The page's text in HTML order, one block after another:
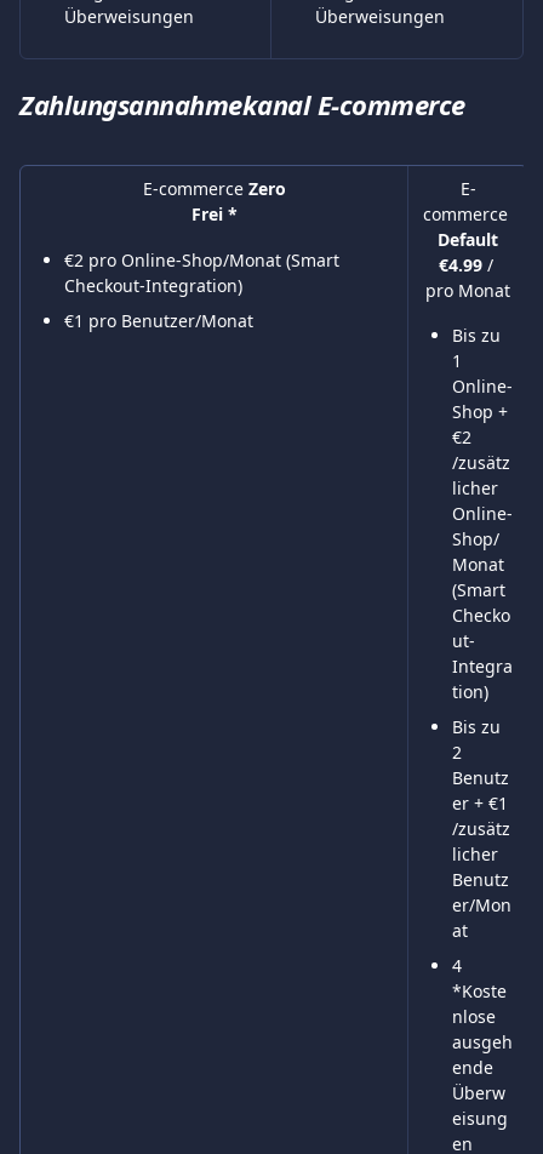
Überweisungen
Überweisungen
Zahlungsannahmekanal E-commerce
E-commerce Zero
Frei *
€2 pro Online-Shop/Monat (Smart
Checkout-Integration)
€1 pro Benutzer/Monat
E-
commerce
Default
€4.99 /
pro Monat
Bis zu
1
Online-
Shop +
€2
/zusätz
licher
Online-
Shop/
Monat
(Smart
Checko
ut-
Integra
tion)
Bis zu
2
Benutz
er + €1
/zusätz
licher
Benutz
er/Mon
at
4
*Koste
nlose
ausgeh
ende
Überw
eisung
en